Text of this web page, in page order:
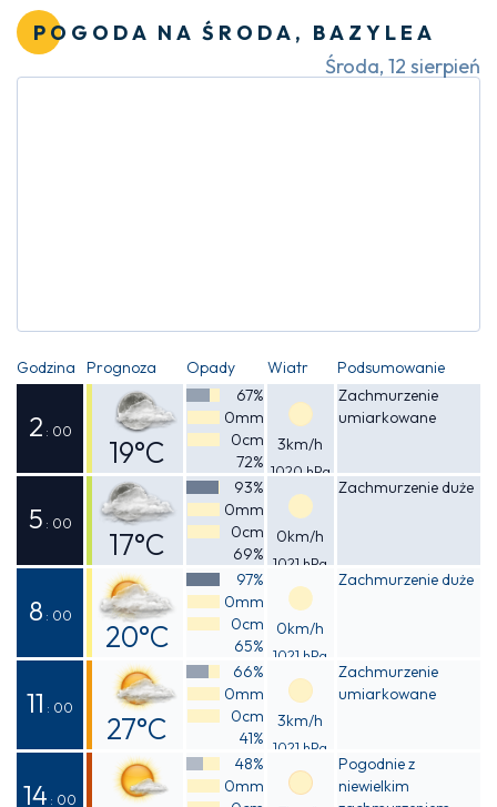
POGODA NA ŚRODA, BAZYLEA
Środa, 12 sierpień
Godzina Prognoza Opady Wiatr Podsumowanie
2 : 00
19°C
Odczuwalna
19°C
67%
0mm
0cm
72%
3km/h
1020 hPa
Zachmurzenie
umiarkowane
5 : 00
17°C
Odczuwalna
17°C
93%
0mm
0cm
69%
0km/h
1021 hPa
Zachmurzenie duże
8 : 00
20°C
Odczuwalna
19°C
97%
0mm
0cm
65%
0km/h
1021 hPa
Zachmurzenie duże
11 : 00
27°C
Odczuwalna
27°C
66%
0mm
0cm
41%
3km/h
1021 hPa
Zachmurzenie
umiarkowane
14 : 00
48%
0mm
Pogodnie z
niewielkim